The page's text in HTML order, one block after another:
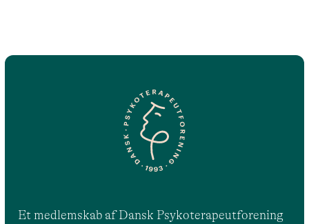
Et medlemskab af Dansk Psykoterapeutforening